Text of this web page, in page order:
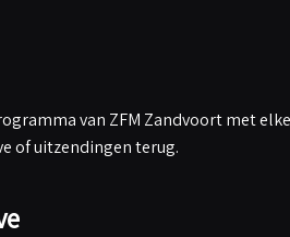
van ZFM Zandvoort met
of uitzendingen terug.